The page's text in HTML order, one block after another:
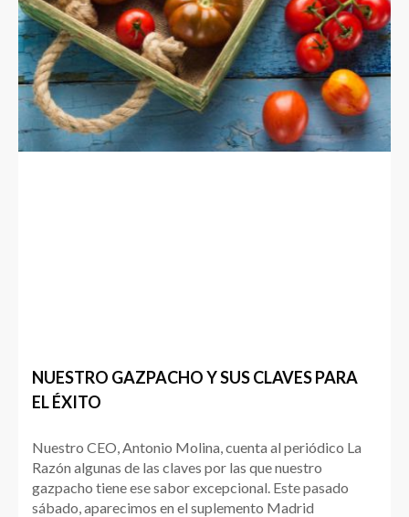
NUESTRO GAZPACHO Y SUS CLAVES PARA
EL ÉXITO
Nuestro CEO, Antonio Molina, cuenta al periódico La
Razón algunas de las claves por las que nuestro
gazpacho tiene ese sabor excepcional. Este pasado
sábado, aparecimos en el suplemento Madrid